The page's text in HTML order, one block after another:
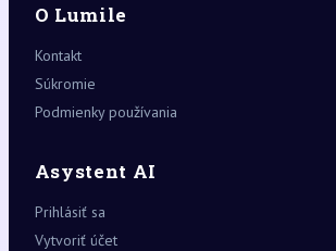
O Lumile
Kontakt
Súkromie
Podmienky používania
Asystent AI
Prihlásiť sa
Vytvoriť účet